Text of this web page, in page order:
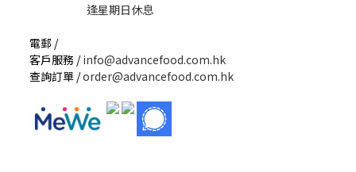
逢星期日休息
電郵 /
客戶服務 /info@advancefood.com.hk
查詢訂單 /order@advancefood.com.hk